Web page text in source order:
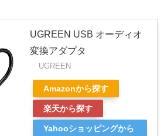
UGREEN USB オーディオ
変換アダプタ
UGREEN
Amazonから探す
楽天から探す
Yahooショッピングから